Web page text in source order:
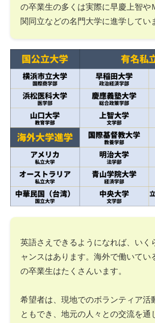
の卒業生の多くは実際に早慶上智や
関同立などの名門大学に進学してい
英語さえできるようになれば、いく
ャンスはあります。海外で働いてい
の卒業生はたくさんいます。
希望者は、現地でのボランティア活
ともでき、地元の人々との交流を通